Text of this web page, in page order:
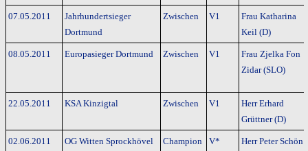
07.05.2011
Jahrhundertsieger
Dortmund
Zwischen V1
Frau Katharina
Keil (D)
08.05.2011 Europasieger Dortmund Zwischen V1
Frau Zjelka Fon
Zidar (SLO)
22.05.2011 KSA Kinzigtal Zwischen V1
Herr Erhard
Grüttner (D)
02.06.2011 OG Witten Sprockhövel Champion V*
Herr Peter Schön